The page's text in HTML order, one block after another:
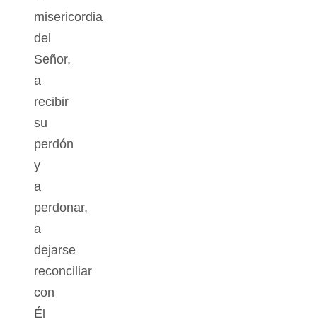
misericordia
del
Señor,
a
recibir
su
perdón
y
a
perdonar,
a
dejarse
reconciliar
con
Él